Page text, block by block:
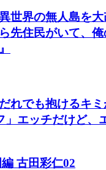
世界の無人島を大
先住民がいて、
れでも抱けるキ
」エッチだけど、
古田彩仁02